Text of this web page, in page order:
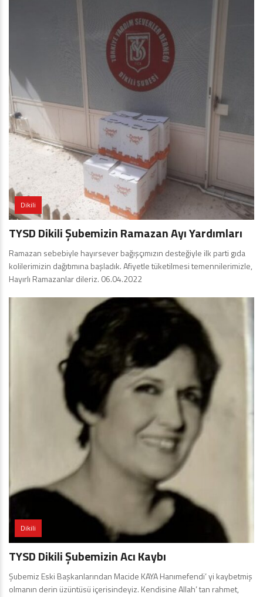
Dikili
TYSD Dikili Şubemizin Ramazan Ayı Yardımları
Ramazan sebebiyle hayırsever bağışçımızın desteğiyle ilk parti gıda
kolilerimizin dağıtımına başladık. Afiyetle tüketilmesi temennilerimizle,
Hayırlı Ramazanlar dileriz. 06.04.2022
Dikili
TYSD Dikili Şubemizin Acı Kaybı
Şubemiz Eski Başkanlarından Macide KAYA Hanımefendi’ yi kaybetmiş
olmanın derin üzüntüsü içerisindeyiz. Kendisine Allah’ tan rahmet,